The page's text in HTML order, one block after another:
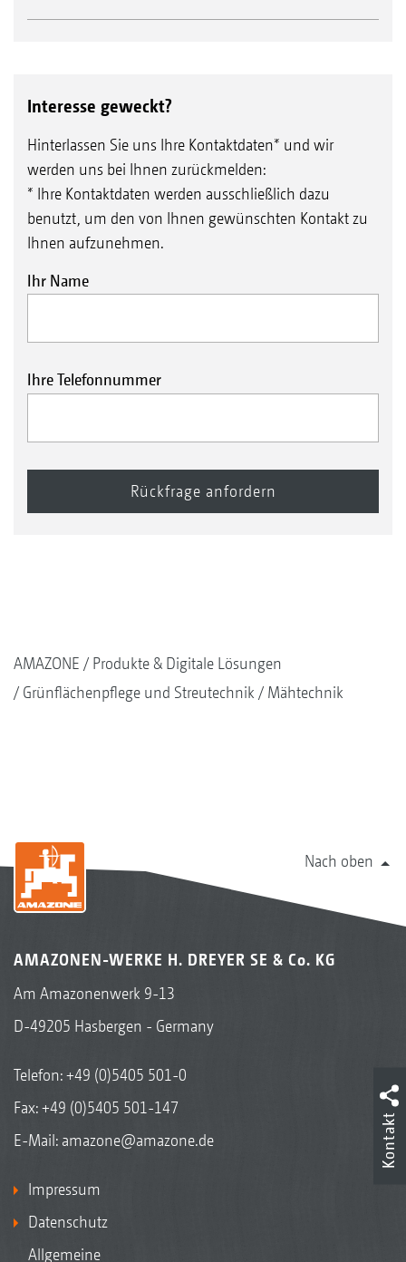
Interesse geweckt?
Hinterlassen Sie uns Ihre Kontaktdaten* und wir
werden uns bei Ihnen zurückmelden:
* Ihre Kontaktdaten werden ausschließlich dazu
benutzt, um den von Ihnen gewünschten Kontakt zu
Ihnen aufzunehmen.
Ihr Name
Ihre Telefonnummer
AMAZONE
Produkte & Digitale Lösungen
Grünflächenpflege und Streutechnik
Mähtechnik
Nach oben
AMAZONEN-WERKE H. DREYER SE & Co. KG
Am Amazonenwerk 9-13
D-49205 Hasbergen - Germany
Telefon:+49 (0)5405 501-0
Fax: +49 (0)5405 501-147
E-Mail: amazone@amazone.de
Impressum
Datenschutz
Allgemeine
Kontakt